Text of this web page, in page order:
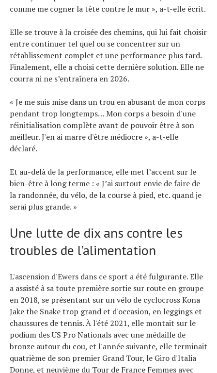
comme me cogner la tête contre le mur », a-t-elle écrit.
Elle se trouve à la croisée des chemins, qui lui fait choisir
entre continuer tel quel ou se concentrer sur un
rétablissement complet et une performance plus tard.
Finalement, elle a choisi cette dernière solution. Elle ne
courra ni ne s’entraînera en 2026.
« Je me suis mise dans un trou en abusant de mon corps
pendant trop longtemps… Mon corps a besoin d'une
réinitialisation complète avant de pouvoir être à son
meilleur. J'en ai marre d'être médiocre », a-t-elle
déclaré.
Et au-delà de la performance, elle met l’accent sur le
bien-être à long terme : « J’ai surtout envie de faire de
la randonnée, du vélo, de la course à pied, etc. quand je
serai plus grande. »
Une lutte de dix ans contre les
troubles de l’alimentation
L'ascension d'Ewers dans ce sport a été fulgurante. Elle
a assisté à sa toute première sortie sur route en groupe
en 2018, se présentant sur un vélo de cyclocross Kona
Jake the Snake trop grand et d'occasion, en leggings et
chaussures de tennis. À l'été 2021, elle montait sur le
podium des US Pro Nationals avec une médaille de
bronze autour du cou, et l'année suivante, elle terminait
quatrième de son premier Grand Tour, le Giro d'Italia
Donne, et neuvième du Tour de France Femmes avec